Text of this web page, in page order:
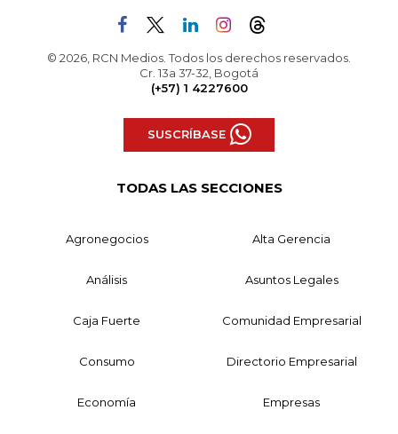
© 2026, RCN Medios. Todos los derechos reservados.
Cr. 13a 37-32, Bogotá
(+57) 1 4227600
SUSCRÍBASE
TODAS LAS SECCIONES
Agronegocios Alta Gerencia
Análisis Asuntos Legales
Caja Fuerte Comunidad Empresarial
Consumo Directorio Empresarial
Economía Empresas